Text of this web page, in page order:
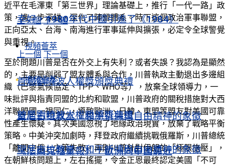
上一個 下一個
視頻薈萃
首屆劉曉波人權獎頒獎典禮
聖尼古拉教堂：和平祈禱與自由精神的象徵
《法蘭克福彙報》：歐洲向中國靠近
幸好，1980年代中國引進了《1984》
上一個 下一個
視頻薈萃
首屆劉曉波人權獎頒獎典禮
聖尼古拉教堂：和平祈禱與自由精神的象徵
近平在毛澤東「第三世界」理論基礎上，推行「一代一路」政
策，進一步深耕、深化了陣營體系。時下這個政治軍事聯盟，
正向亞太、台海、南海進行軍事延伸與擴張，必定令全球警覺
與重視。
至於問題川普是否在外交上有失利？或者失誤？我認為是顯然
的，主要是削弱了盟友體系與合作，川普執政主動退出多邊組
織（巴黎氣候協定、TPP、WHO等），放棄全球領導力，一
味批評與指責同盟的北約和歐盟，川普政府的關稅措施對大西
洋聯盟國一視同仁，導致歐洲、日韓、東盟等盟友對美國可靠
性產生懷疑。其次美國忽視了地緣政治現實，放棄了戰略平衡
策略。中美沖突加劇時，拜登政府繼續挑戰俄羅斯，川普總統
「離間中俄」之策失敗。再則川普針對伊朗的「極限施壓」，
在朝鮮核問題上，左右搖擺，令金正恩最終認定美國「不可